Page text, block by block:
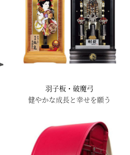
羽子板・破魔弓
健やかな成長と幸せを願う